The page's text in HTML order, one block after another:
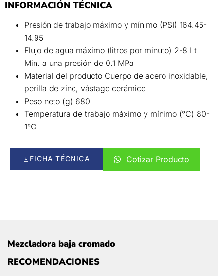
INFORMACIÓN TÉCNICA
Presión de trabajo máximo y mínimo (PSI) 164.45-
14.95
Flujo de agua máximo (litros por minuto) 2-8 Lt
Min. a una presión de 0.1 MPa
Material del producto Cuerpo de acero inoxidable,
perilla de zinc, vástago cerámico
Peso neto (g) 680
Temperatura de trabajo máximo y mínimo (°C) 80-
1°C
FICHA TÉCNICA Cotizar Producto
Mezcladora baja cromado
RECOMENDACIONES